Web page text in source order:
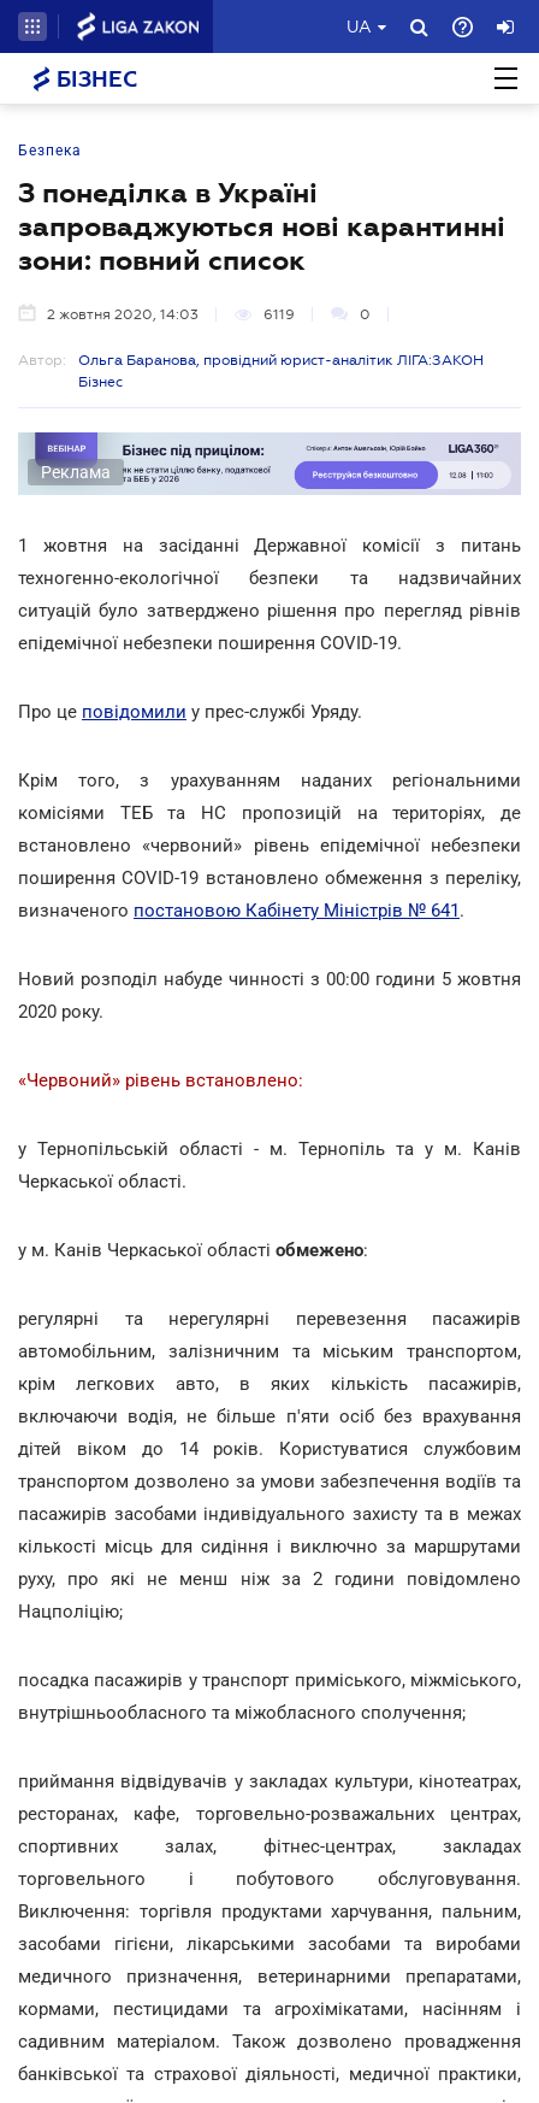
UA
БІЗНЕС
Безпека
З понеділка в Україні
запроваджуються нові карантинні
зони: повний список
2 жовтня 2020, 14:03 6119 0
Автор:
Ольга Баранова, провідний юрист-аналітик ЛІГА:ЗАКОН
Бізнес
Реклама
1 жовтня на засіданні Державної комісії з питань
техногенно-екологічної безпеки та надзвичайних
ситуацій було затверджено рішення про перегляд рівнів
епідемічної небезпеки поширення COVID-19.
Про це повідомили у прес-службі Уряду.
Крім того, з урахуванням наданих регіональними
комісіями ТЕБ та НС пропозицій на територіях, де
встановлено «червоний» рівень епідемічної небезпеки
поширення COVID-19 встановлено обмеження з переліку,
визначеного постановою Кабінету Міністрів № 641.
Новий розподіл набуде чинності з 00:00 години 5 жовтня
2020 року.
«Червоний» рівень встановлено:
у Тернопільській області - м. Тернопіль та у м. Канів
Черкаської області.
у м. Канів Черкаської області обмежено:
регулярні та нерегулярні перевезення пасажирів
автомобільним, залізничним та міським транспортом,
крім легкових авто, в яких кількість пасажирів,
включаючи водія, не більше п'яти осіб без врахування
дітей віком до 14 років. Користуватися службовим
транспортом дозволено за умови забезпечення водіїв та
пасажирів засобами індивідуального захисту та в межах
кількості місць для сидіння і виключно за маршрутами
руху, про які не менш ніж за 2 години повідомлено
Нацполіцію;
посадка пасажирів у транспорт приміського, міжміського,
внутрішньообласного та міжобласного сполучення;
приймання відвідувачів у закладах культури, кінотеатрах,
ресторанах, кафе, торговельно-розважальних центрах,
спортивних залах, фітнес-центрах, закладах
торговельного і побутового обслуговування.
Виключення: торгівля продуктами харчування, пальним,
засобами гігієни, лікарськими засобами та виробами
медичного призначення, ветеринарними препаратами,
кормами, пестицидами та агрохімікатами, насінням і
садивним матеріалом. Також дозволено провадження
банківської та страхової діяльності, медичної практики,